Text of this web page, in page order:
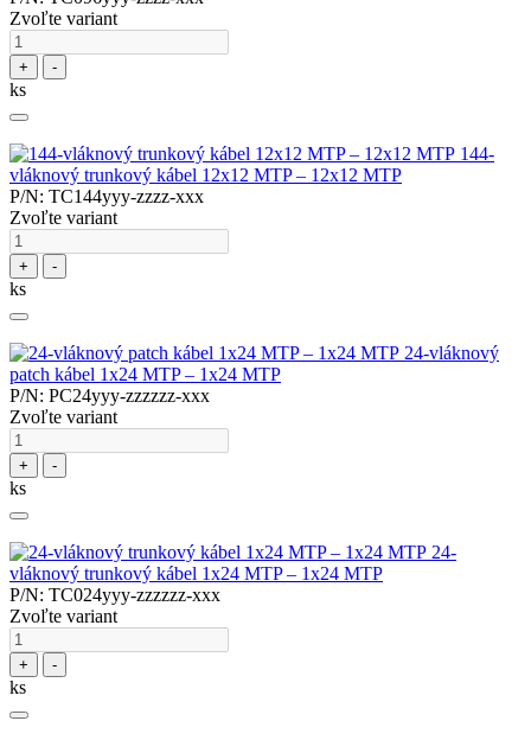
Zvoľte variant
+ -
ks
144-
vláknový trunkový kábel 12x12 MTP – 12x12 MTP
P/N: TC144yyy-zzzz-xxx
Zvoľte variant
+ -
ks
24-vláknový
patch kábel 1x24 MTP – 1x24 MTP
P/N: PC24yyy-zzzzzz-xxx
Zvoľte variant
+ -
ks
24-
vláknový trunkový kábel 1x24 MTP – 1x24 MTP
P/N: TC024yyy-zzzzzz-xxx
Zvoľte variant
+ -
ks